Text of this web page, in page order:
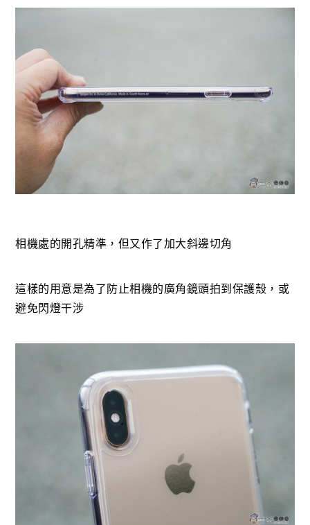
相機處的開孔精準，但又作了加大斜邊切角
這樣的用意是為了防止相機的廣角鏡頭拍到保護殼，或
避免閃燈干涉